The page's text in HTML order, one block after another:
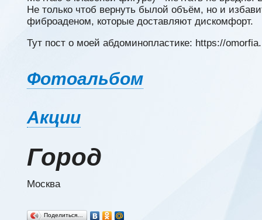
Не только чтоб вернуть былой объём, но и
фиброаденом, которые доставляют дискомфорт.
Тут пост о моей абдоминопластике: https://
Фотоальбом
Акции
Город
Москва
Поделиться…